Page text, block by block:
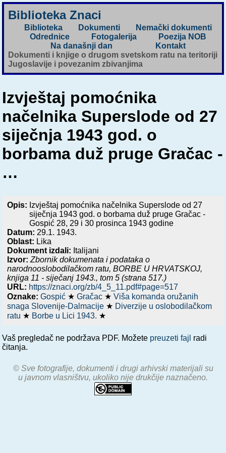
Biblioteka Znaci
Biblioteka Dokumenti
Nemački dokumenti
Odrednice
Fotogalerija
Poezija NOB
Na današnji dan
Kontakt
Dokumenti i knjige o drugom svetskom ratu na teritoriji
Jugoslavije i povezanim zbivanjima
Izvještaj pomoćnika
načelnika Superslode od 27
siječnja 1943 god. o
borbama duž pruge Gračac -
…
Opis: Izvještaj pomoćnika načelnika Superslode od 27
siječnja 1943 god. o borbama duž pruge Gračac -
Gospić 28, 29 i 30 prosinca 1943 godine
Datum: 29.1. 1943.
Oblast: Lika
Dokument izdali: Italijani
Izvor: Zbornik dokumenata i podataka o
narodnooslobodilačkom ratu,BORBE U HRVATSKOJ,
knjiga 11 - siječanj 1943., tom 5 (strana 517.)
URL: https://znaci.org/zb/4_5_11.pdf#page=517
Oznake:Gospić ★Gračac ★Viša komanda oružanih
snaga Slovenije-Dalmacije ★ Diverzije u oslobodilačkom
ratu ★ Borbe u Lici 1943. ★
Vaš pregledač ne podržava PDF. Možete preuzeti fajl radi
čitanja.
© Sve fotografije, dokumenti i drugi arhivski materijali su
u javnom vlasništvu, ukoliko nije drukčije naznačeno.